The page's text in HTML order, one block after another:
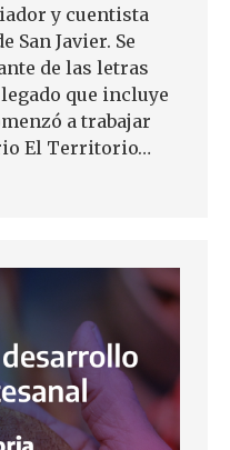
y cuentista
San Javier. Se
de las letras
que incluye
a trabajar
El Territorio…